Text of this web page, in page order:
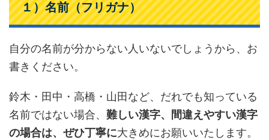
１）名前（フリガナ）
自分の名前が分からない人いないでしょうから、お
書きください。
鈴木・田中・高橋・山田など、だれでも知っている
名前ではない場合、 難しい漢字、間違えやすい漢字
の場合は、ぜひ丁寧に大きめにお願いいたします。